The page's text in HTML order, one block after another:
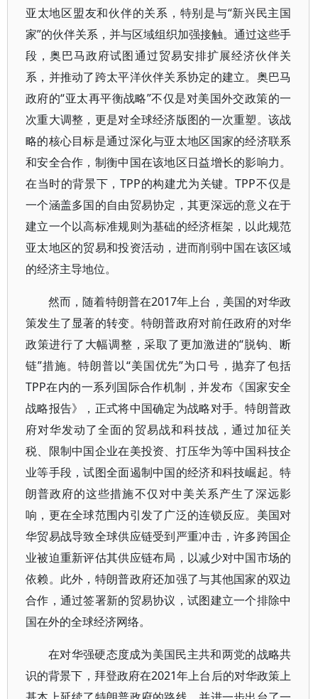
亚太地区盟友和伙伴的关系，特别是与“新兴民主国
家”的伙伴关系，并与区域组织加强接触。通过这些手
段，奥巴马政府试图通过贸易安排扩展经济伙伴关
系，并推动了跨太平洋伙伴关系协定的建立。奥巴马
政府的“亚太再平衡战略”不仅是对美国外交政策的一
次重大调整，更是对全球经济版图的一次重塑。该战
略的核心目标是通过深化与亚太地区国家的经济联系
和安全合作，制衡中国在该地区日益增长的影响力。
在当时的背景下，TPP的构建尤为关键。TPP不仅是
一个涵盖多国的自由贸易协定，其更深远的意义在于
建立一个以高标准规则为基础的经济框架，以此规范
亚太地区的贸易和投资活动，进而削弱中国在该区域
的经济主导地位。
然而，随着特朗普在2017年上台，美国的对华政
策发生了显著的转变。特朗普政府对前任政府的对华
政策进行了大幅调整，采取了更加激进的“脱钩、断
链”措施。特朗普以“美国优先”为口号，抛弃了包括
TPP在内的一系列国际合作机制，并发布《国家安全
战略报告》，正式将中国确定为战略对手。特朗普政
府对华发动了全面的贸易战和科技战，通过加征关
税、限制中国企业在美投资、打压华为等中国科技企
业等手段，试图全面遏制中国的经济和科技崛起。特
朗普政府的这些措施不仅对中美关系产生了深远影
响，更在全球范围内引发了广泛的连锁反应。美国对
华贸易战导致全球供应链受到严重冲击，许多跨国企
业被迫重新评估其供应链布局，以减少对中国市场的
依赖。此外，特朗普政府还加强了与其他国家的双边
合作，通过签署新的贸易协议，试图建立一个排除中
国在外的全球经济网络。
在对华强硬态度成为美国民主共和两党的战略共
识的背景下，拜登政府在2021年上台后的对华政策上